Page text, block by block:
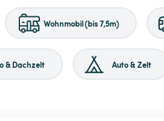
Wohnmobil (bis 7,5m)
& Dachzelt Auto & Zelt